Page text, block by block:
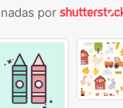
por